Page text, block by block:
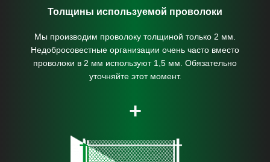
Толщины используемой проволоки
Мы производим проволоку толщиной только 2 мм.
Недобросовестные организации очень часто вместо
проволоки в 2 мм используют 1,5 мм. Обязательно
уточняйте этот момент.
+